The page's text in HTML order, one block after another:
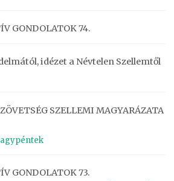
GONDOLATOK 74.
idézet a Névtelen Szellemtől
SZELLEMI MAGYARÁZATA
GONDOLATOK 73.